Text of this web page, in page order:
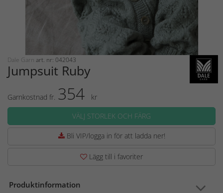
Dale Garn art. nr: 042043
Jumpsuit Ruby
Garnkostnad fr. 354
kr
VÄLJ STORLEK OCH FÄRG
Bli VIP/logga in för att ladda ner!
Lägg till i favoriter
Produktinformation